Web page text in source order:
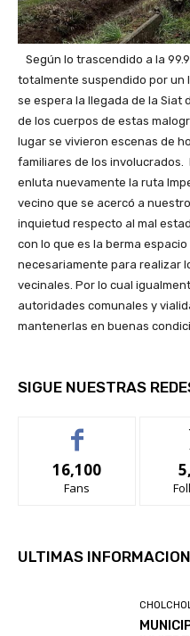
Según lo trascendido a la
totalmente suspendido por un
se espera la llegada de la Siat
de los cuerpos de estas
lugar se vivieron escenas de
familiares de los
enluta nuevamente la ruta
vecino que se acercó a
inquietud respecto al mal
con lo que es la berma
necesariamente para realizar
vecinales. Por lo cual
autoridades comunales y
mantenerlas en buenas
SIGUE NUESTRAS
16,100
Fans
ULTIMAS